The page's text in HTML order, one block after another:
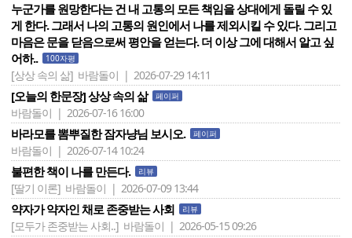
누군가를 원망한다는 건 내 고통의 모든 책임을 상대에게 돌릴 수 있
게 한다. 그래서 나의 고통의 원인에서 나를 제외시킬 수 있다. 그리고
마음은 문을 닫음으로써 평안을 얻는다. 더 이상 그에 대해서 알고 싶
어하..
100자평
[상상 속의 삶] 바람돌이 | 2026-07-29 14:11
[오늘의 한문장] 상상 속의 삶 페이퍼
바람돌이 | 2026-07-16 16:00
바라모를 뽐뿌질한 잠자냥님 보시오. 페이퍼
바람돌이 | 2026-07-14 10:24
불편한 책이 나를 만든다. 리뷰
[딸기 이론] 바람돌이 | 2026-07-09 13:44
약자가 약자인 채로 존중받는 사회 리뷰
[모두가 존중받는 사회..] 바람돌이 | 2026-05-15 09:26